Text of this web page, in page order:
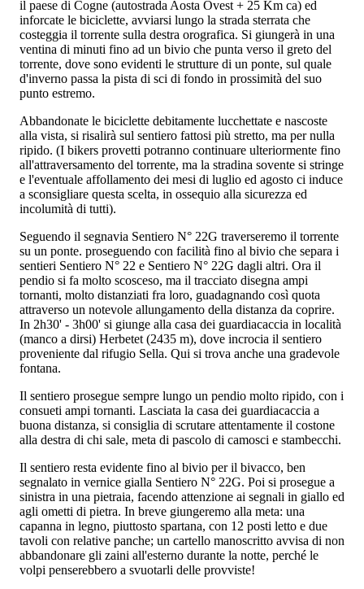
il paese di Cogne (autostrada Aosta Ovest + 25 Km ca) ed
inforcate le biciclette, avviarsi lungo la strada sterrata che
costeggia il torrente sulla destra orografica. Si giungerà in una
ventina di minuti fino ad un bivio che punta verso il greto del
torrente, dove sono evidenti le strutture di un ponte, sul quale
d'inverno passa la pista di sci di fondo in prossimità del suo
punto estremo.
Abbandonate le biciclette debitamente lucchettate e nascoste
alla vista, si risalirà sul sentiero fattosi più stretto, ma per nulla
ripido. (I bikers provetti potranno continuare ulteriormente fino
all'attraversamento del torrente, ma la stradina sovente si stringe
e l'eventuale affollamento dei mesi di luglio ed agosto ci induce
a sconsigliare questa scelta, in ossequio alla sicurezza ed
incolumità di tutti).
Seguendo il segnavia Sentiero N° 22G traverseremo il torrente
su un ponte. proseguendo con facilità fino al bivio che separa i
sentieri Sentiero N° 22 e Sentiero N° 22G dagli altri. Ora il
pendio si fa molto scosceso, ma il tracciato disegna ampi
tornanti, molto distanziati fra loro, guadagnando così quota
attraverso un notevole allungamento della distanza da coprire.
In 2h30' - 3h00' si giunge alla casa dei guardiacaccia in località
(manco a dirsi) Herbetet (2435 m), dove incrocia il sentiero
proveniente dal rifugio Sella. Qui si trova anche una gradevole
fontana.
Il sentiero prosegue sempre lungo un pendio molto ripido, con i
consueti ampi tornanti. Lasciata la casa dei guardiacaccia a
buona distanza, si consiglia di scrutare attentamente il costone
alla destra di chi sale, meta di pascolo di camosci e stambecchi.
Il sentiero resta evidente fino al bivio per il bivacco, ben
segnalato in vernice gialla Sentiero N° 22G. Poi si prosegue a
sinistra in una pietraia, facendo attenzione ai segnali in giallo ed
agli ometti di pietra. In breve giungeremo alla meta: una
capanna in legno, piuttosto spartana, con 12 posti letto e due
tavoli con relative panche; un cartello manoscritto avvisa di non
abbandonare gli zaini all'esterno durante la notte, perché le
volpi penserebbero a svuotarli delle provviste!